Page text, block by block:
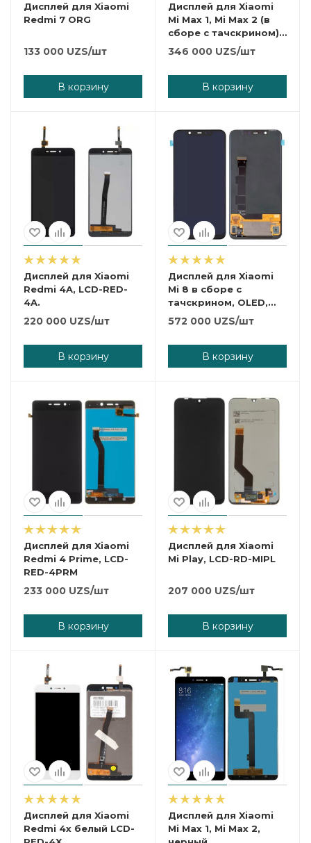
Дисплей для Xiaomi
Redmi 7 ORG
133 000 UZS/шт
В корзину
Дисплей для Xiaomi
Mi Max 1, Mi Max 2 (в
сборе с тачскрином)
белый, LCD-MI-MAX-
346 000 UZS/шт
В корзину
Дисплей для Xiaomi
Redmi 4A, LCD-RED-
4A.
220 000 UZS/шт
В корзину
Дисплей для Xiaomi
Mi 8 в сборе с
тачскрином, OLED,
черный, без рамки.
572 000 UZS/шт
В корзину
Дисплей для Xiaomi
Redmi 4 Prime, LCD-
RED-4PRM
233 000 UZS/шт
В корзину
Дисплей для Xiaomi
Mi Play, LCD-RD-MIPL
207 000 UZS/шт
В корзину
Дисплей для Xiaomi
Redmi 4x белый LCD-
Дисплей для Xiaomi
Mi Max 1, Mi Max 2,